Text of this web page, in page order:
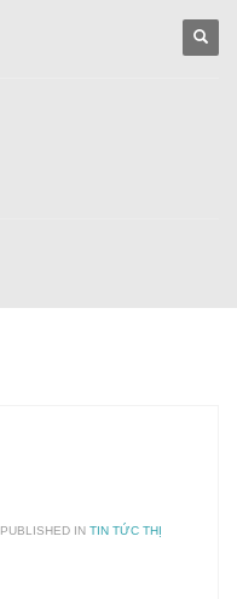
PUBLISHED IN TIN TỨC THỊ